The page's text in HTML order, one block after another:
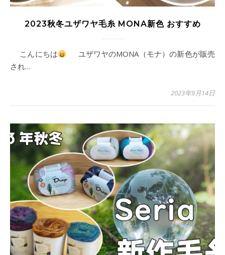
2023秋冬ユザワヤ毛糸 MONA新色 おすすめ
こんにちは
ユザワヤのMONA（モナ）の新色が販売
され…
2023年9月14日